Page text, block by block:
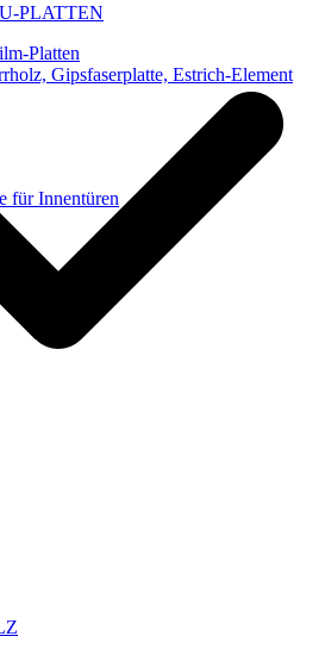
PLATTEN
Platten
Gipsfaserplatte, Estrich-Element
für Innentüren